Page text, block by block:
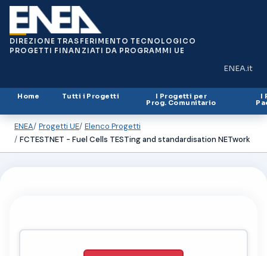
DIREZIONE TRASFERIMENTO TECNOLOGICO
PROGETTI FINANZIATI DA PROGRAMMI UE
ENEA.it
(si apre in
Home Tutti i Progetti I Progetti per
Prog. Comunitario
I
ENEA Progetti UE Elenco Progetti
FCTESTNET - Fuel Cells TESTing and standardisation NETwork